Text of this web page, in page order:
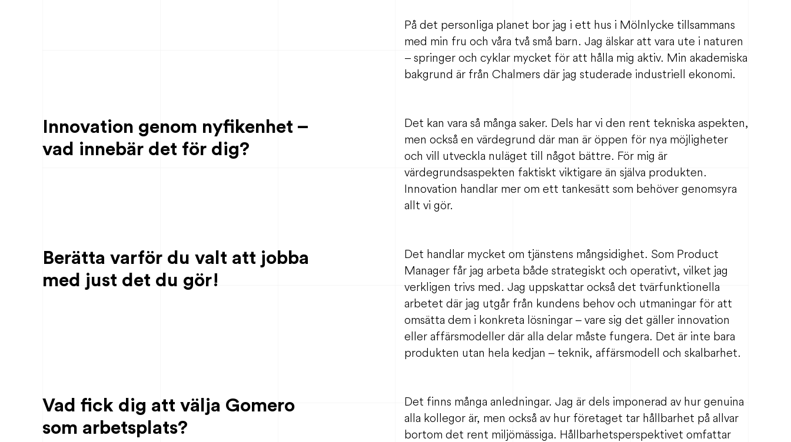
På det personliga planet bor jag i ett hus i Mölnlycke tillsammans
med min fru och våra två små barn. Jag älskar att vara ute i naturen
– springer och cyklar mycket för att hålla mig aktiv. Min akademiska
bakgrund är från Chalmers där jag studerade industriell ekonomi.
Innovation genom nyfikenhet –
vad innebär det för dig?
Det kan vara så många saker. Dels har vi den rent tekniska aspekten,
men också en värdegrund där man är öppen för nya möjligheter
och vill utveckla nuläget till något bättre. För mig är
värdegrundsaspekten faktiskt viktigare än själva produkten.
Innovation handlar mer om ett tankesätt som behöver genomsyra
allt vi gör.
Berätta varför du valt att jobba
med just det du gör!
Det handlar mycket om tjänstens mångsidighet. Som Product
Manager får jag arbeta både strategiskt och operativt, vilket jag
verkligen trivs med. Jag uppskattar också det tvärfunktionella
arbetet där jag utgår från kundens behov och utmaningar för att
omsätta dem i konkreta lösningar – vare sig det gäller innovation
eller affärsmodeller där alla delar måste fungera. Det är inte bara
produkten utan hela kedjan – teknik, affärsmodell och skalbarhet.
Vad fick dig att välja Gomero
som arbetsplats?
Det finns många anledningar. Jag är dels imponerad av hur genuina
alla kollegor är, men också av hur företaget tar hållbarhet på allvar
bortom det rent miljömässiga. Hållbarhetsperspektivet omfattar